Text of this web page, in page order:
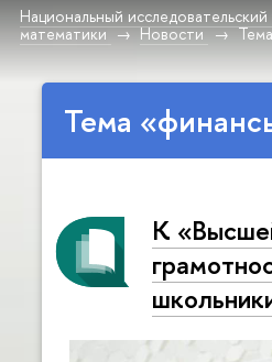
Национальный
математики
Новости
Тема
К